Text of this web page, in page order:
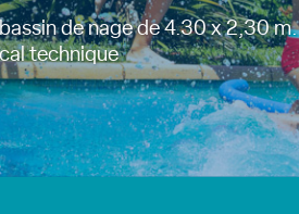
de nage de 4.30 x 2,30
technique